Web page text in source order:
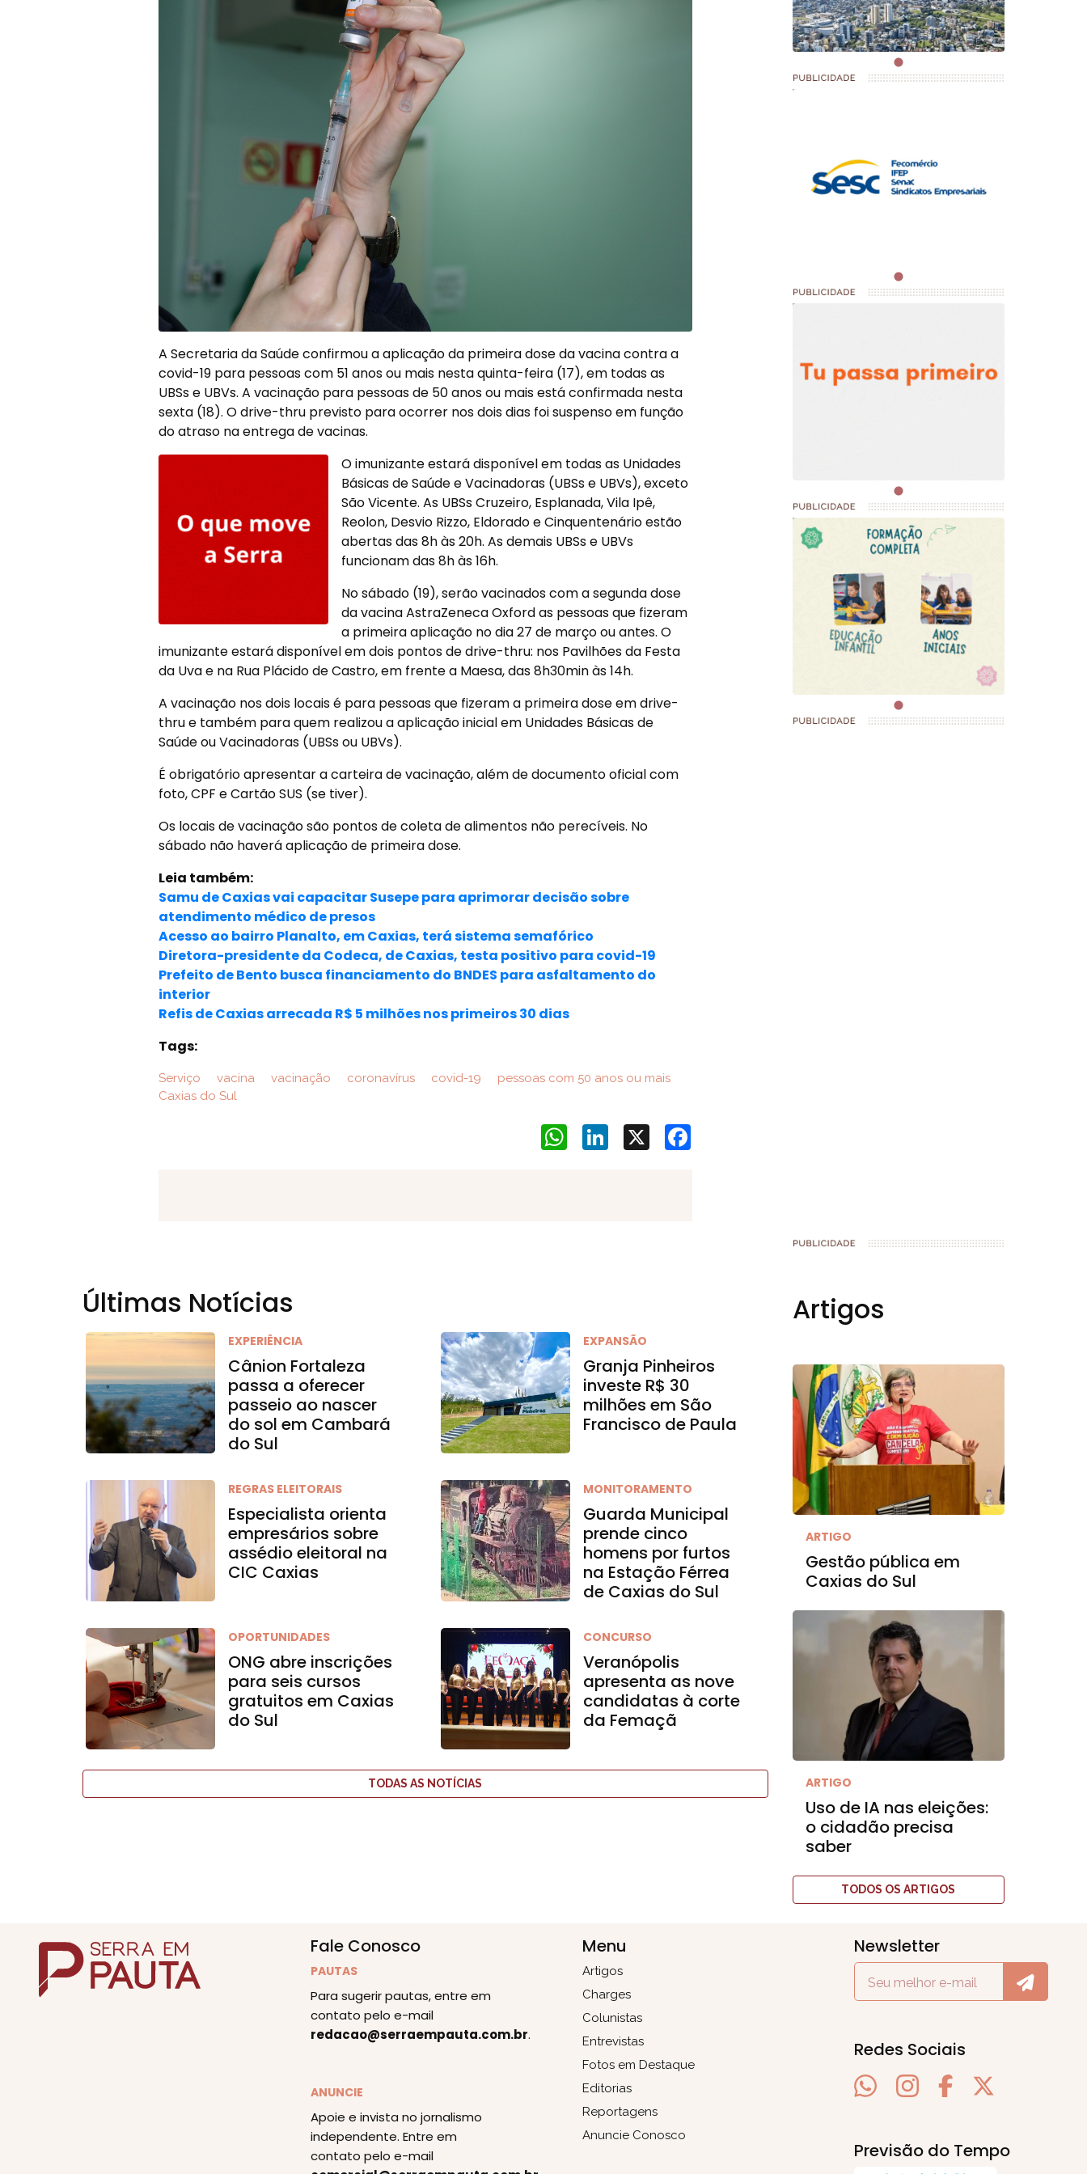
A Secretaria da Saúde confirmou a aplicação da primeira dose da vacina contra a
covid-19 para pessoas com 51 anos ou mais nesta quinta-feira (17), em todas as
UBSs e UBVs. A vacinação para pessoas de 50 anos ou mais está confirmada nesta
sexta (18). O drive-thru previsto para ocorrer nos dois dias foi suspenso em função
do atraso na entrega de vacinas.
O imunizante estará disponível em todas as Unidades
Básicas de Saúde e Vacinadoras (UBSs e UBVs), exceto
São Vicente. As UBSs Cruzeiro, Esplanada, Vila Ipê,
Reolon, Desvio Rizzo, Eldorado e Cinquentenário estão
abertas das 8h às 20h. As demais UBSs e UBVs
funcionam das 8h às 16h.
No sábado (19), serão vacinados com a segunda dose
da vacina AstraZeneca Oxford as pessoas que fizeram
a primeira aplicação no dia 27 de março ou antes. O
imunizante estará disponível em dois pontos de drive-thru: nos Pavilhões da Festa
da Uva e na Rua Plácido de Castro, em frente a Maesa, das 8h30min às 14h.
A vacinação nos dois locais é para pessoas que fizeram a primeira dose em drive-
thru e também para quem realizou a aplicação inicial em Unidades Básicas de
Saúde ou Vacinadoras (UBSs ou UBVs).
É obrigatório apresentar a carteira de vacinação, além de documento oficial com
foto, CPF e Cartão SUS (se tiver).
Os locais de vacinação são pontos de coleta de alimentos não perecíveis. No
sábado não haverá aplicação de primeira dose.
Leia também:
Samu de Caxias vai capacitar Susepe para aprimorar decisão sobre
atendimento médico de presos
Acesso ao bairro Planalto, em Caxias, terá sistema semafórico
Diretora-presidente da Codeca, de Caxias, testa positivo para covid-19
Prefeito de Bento busca financiamento do BNDES para asfaltamento do
interior
Refis de Caxias arrecada R$ 5 milhões nos primeiros 30 dias
Tags:
Serviço vacina vacinação coronavírus covid-19
pessoas com 50 anos ou mais
Caxias do Sul
Facebook
X
LinkedIn
WhatsApp
Últimas Notícias
EXPERIÊNCIA
Cânion Fortaleza
passa a oferecer
passeio ao nascer
do sol em Cambará
do Sul
EXPANSÃO
Granja Pinheiros
investe R$ 30
milhões em São
Francisco de Paula
REGRAS ELEITORAIS
Especialista orienta
empresários sobre
assédio eleitoral na
CIC Caxias
MONITORAMENTO
Guarda Municipal
prende cinco
homens por furtos
na Estação Férrea
de Caxias do Sul
OPORTUNIDADES
ONG abre inscrições
para seis cursos
gratuitos em Caxias
do Sul
CONCURSO
Veranópolis
apresenta as nove
candidatas à corte
da Femaçã
TODAS AS NOTÍCIAS
Artigos
ARTIGO
Gestão pública em
Caxias do Sul
ARTIGO
Uso de IA nas eleições:
o cidadão precisa
saber
TODOS OS ARTIGOS
Fale Conosco
PAUTAS
Para sugerir pautas, entre em
contato pelo e-mail
redacao@serraempauta.com.br.
ANUNCIE
Apoie e invista no jornalismo
independente. Entre em
contato pelo e-mail
Menu
Artigos
Charges
Colunistas
Entrevistas
Fotos em Destaque
Editorias
Reportagens
Anuncie Conosco
Newsletter
Redes Sociais
Previsão do Tempo